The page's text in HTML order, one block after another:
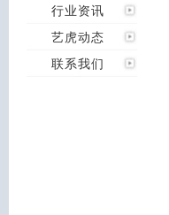
行业资讯
艺虎动态
联系我们